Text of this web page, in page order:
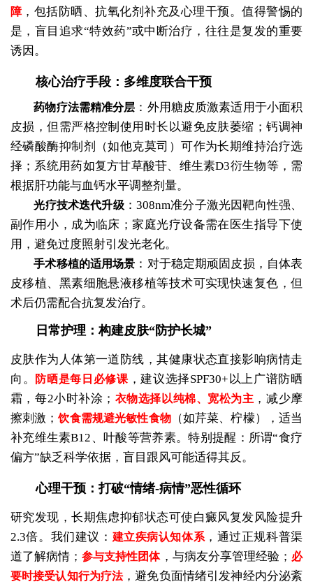
障，包括防晒、抗氧化剂补充及心理干预。值得警惕的
是，盲目追求“特效药”或中断治疗，往往是复发的重要
诱因。
核心治疗手段：多维度联合干预
药物疗法需精准分层 ：外用糖皮质激素适用于小面积
皮损，但需严格控制使用时长以避免皮肤萎缩；钙调神
经磷酸酶抑制剂（如他克莫司）可作为长期维持治疗选
择；系统用药如复方甘草酸苷、维生素D3衍生物等，需
根据肝功能与血钙水平调整剂量。
光疗技术迭代升级：308nm准分子激光因靶向性强、
副作用小，成为临床；家庭光疗设备需在医生指导下使
用，避免过度照射引发光老化。
手术移植的适用场景 ：对于稳定期顽固皮损，自体表
皮移植、黑素细胞悬液移植等技术可实现快速复色，但
术后仍需配合抗复发治疗。
日常护理：构建皮肤“防护长城”
皮肤作为人体第一道防线，其健康状态直接影响病情走
向。
防晒是每日必修课 ，建议选择SPF30+以上广谱防晒
霜，每2小时补涂； 衣物选择以纯棉、宽松为主 ，减少摩
擦刺激；饮食需规避光敏性食物（如芹菜、柠檬），适当
补充维生素B12、叶酸等营养素。特别提醒：所谓“食疗
偏方”缺乏科学依据，盲目跟风可能适得其反。
心理干预：打破“情绪-病情”恶性循环
研究发现，长期焦虑抑郁状态可使白癜风复发风险提升
2.3倍。我们建议： 建立疾病认知体系，通过正规科普渠
道了解病情；参与支持性团体，与病友分享管理经验； 必
要时接受认知行为疗法，避免负面情绪引发神经内分泌紊